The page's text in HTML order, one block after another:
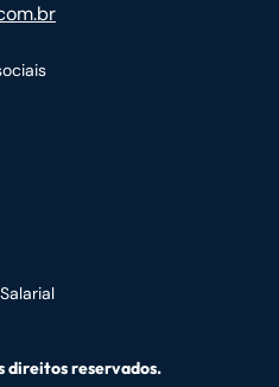
direitos reservados.